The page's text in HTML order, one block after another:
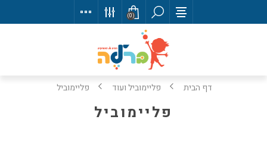
(0)
דף הבית פליימוביל ועוד פליימוביל
פליימוביל